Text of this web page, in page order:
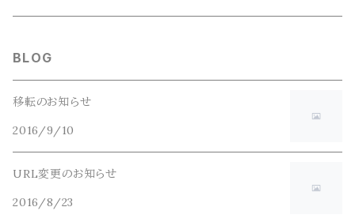
hanakazari(ハナカザリ)
Hub&Spoke(ハブアンドスポーク)
BLOG
移転のお知らせ
2016/9/10
URL変更のお知らせ
2016/8/23